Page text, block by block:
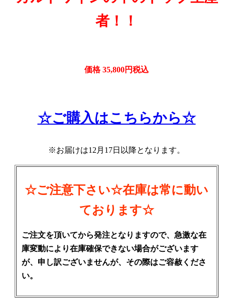
者！！
価格 35,800円税込
☆ご購入はこちらから☆
※お届けは12月17日以降となります。
☆ご注意下さい☆在庫は常に動い
ております☆
ご注文を頂いてから発注となりますので、急激な在
庫変動により在庫確保できない場合がございます
が、申し訳ございませんが、その際はご容赦くださ
い。